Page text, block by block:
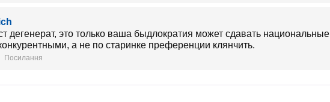
дегенерат, это только ваша быдлократия может сдавать национальные
а не по старинке преференции клянчить.
Посилання